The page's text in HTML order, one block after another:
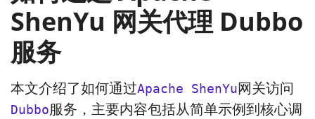
ShenYu 网关代理 Dubbo
服务
本文介绍了如何通过Apache ShenYu网关访问
Dubbo服务，主要内容包括从简单示例到核心调